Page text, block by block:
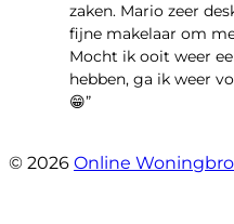
zaken. Mario zeer
fijne makelaar om
Mocht ik ooit weer
hebben, ga ik weer
😁”
© 2026 Online